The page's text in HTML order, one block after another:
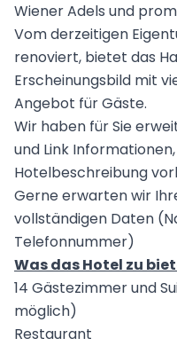
Wiener Adels und
Vom derzeitigen
renoviert, bietet das
Erscheinungsbild mit
Angebot für Gäste.
Wir haben für Sie
und Link
Hotelbeschreibung
Gerne erwarten wir
vollständigen Daten
Telefonnummer)
Was das Hotel zu
14 Gästezimmer und
möglich)
Restaurant